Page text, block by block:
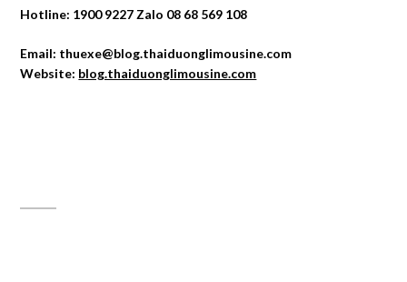
Hotline: 1900 9227 Zalo 08 68 569 108
Email: thuexe@blog.thaiduonglimousine.com
Website: blog.thaiduonglimousine.com